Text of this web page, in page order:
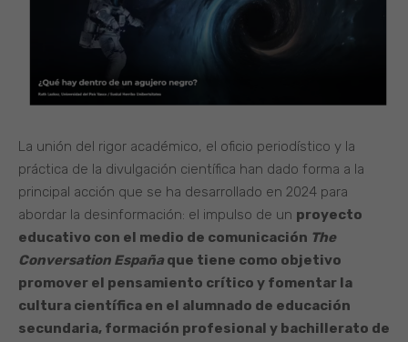
La unión del rigor académico, el oficio periodístico y la
práctica de la divulgación científica han dado forma a la
principal acción que se ha desarrollado en 2024 para
abordar la desinformación: el impulso de un proyecto
educativo con el medio de comunicación The
Conversation España que tiene como objetivo
promover el pensamiento crítico y fomentar la
cultura científica en el alumnado de educación
secundaria, formación profesional y bachillerato de